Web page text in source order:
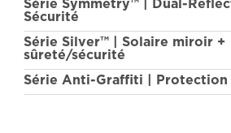
Série Symmetry™ | Dual-
Sécurité
Série Silver™ | Solaire miroir +
sûreté/sécurité
Série Anti-Graffiti | Protection